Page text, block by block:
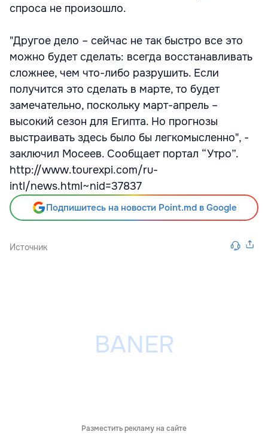
спроса не произошло.
"Другое дело – сейчас не так быстро все это
можно будет сделать: всегда восстанавливать
сложнее, чем что-либо разрушить. Если
получится это сделать в марте, то будет
замечательно, поскольку март-апрель –
высокий сезон для Египта. Но прогнозы
выстраивать здесь было бы легкомысленно", -
заключил Мосеев. Сообщает портал “Утро”.
http://www.tourexpi.com/ru-
intl/news.html~nid=37837
Подпишитесь на новости Point.md в Google
Источник
Разместить рекламу на сайте